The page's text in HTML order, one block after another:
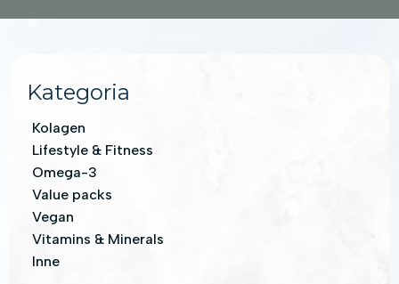
Kategoria
Kolagen
Lifestyle & Fitness
Omega-3
Value packs
Vegan
Vitamins & Minerals
Inne